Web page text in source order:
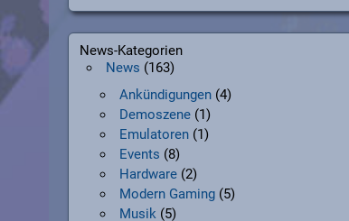
News-Kategorien
News (163)
Ankündigungen (4)
Demoszene (1)
Emulatoren (1)
Events (8)
Hardware (2)
Modern Gaming (5)
Musik (5)